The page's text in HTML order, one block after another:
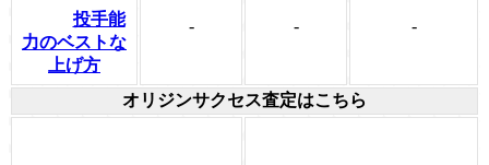
投手能
力のベストな
上げ方
- - -
オリジンサクセス査定はこちら